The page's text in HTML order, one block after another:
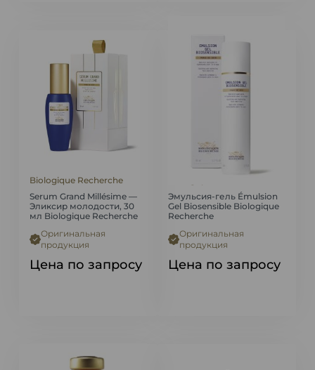
Biologique Recherche
Serum Grand Millésime —
Эликсир молодости, 30
мл Biologique Recherche
Оригинальная
продукция
Цена по запросу
Эмульсия-гель Émulsion
Gel Biosensible Biologique
Recherche
Оригинальная
продукция
Цена по запросу